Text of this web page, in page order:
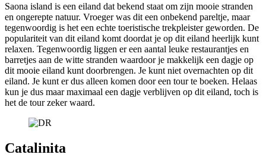
Saona island is een eiland dat bekend staat om zijn mooie stranden
en ongerepte natuur. Vroeger was dit een onbekend pareltje, maar
tegenwoordig is het een echte toeristische trekpleister geworden. De
populariteit van dit eiland komt doordat je op dit eiland heerlijk kunt
relaxen. Tegenwoordig liggen er een aantal leuke restaurantjes en
barretjes aan de witte stranden waardoor je makkelijk een dagje op
dit mooie eiland kunt doorbrengen. Je kunt niet overnachten op dit
eiland. Je kunt er dus alleen komen door een tour te boeken. Helaas
kun je dus maar maximaal een dagje verblijven op dit eiland, toch is
het de tour zeker waard.
Catalinita